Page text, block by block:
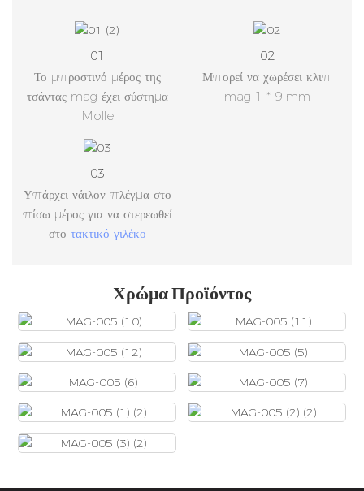
01
Το μπροστινό μέρος της
τσάντας mag έχει σύστημα
Molle
02
Μπορεί να χωρέσει κλιπ
mag 1 * 9 mm
03
Υπάρχει νάιλον πλέγμα στο
πίσω μέρος για να στερεωθεί
στο τακτικό γιλέκο
Χρώμα Προϊόντος